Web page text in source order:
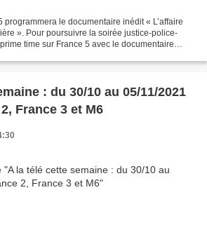
programmera le documentaire inédit « L’affaire
». Pour poursuivre la soirée justice-police-
time sur France 5 avec le documentaire
: du 30/10 au 05/11/2021
France 3 et M6